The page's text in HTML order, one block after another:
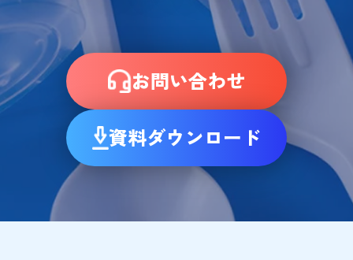
お問い合わせ
資料ダウンロード